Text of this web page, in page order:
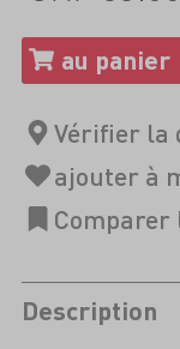
Description